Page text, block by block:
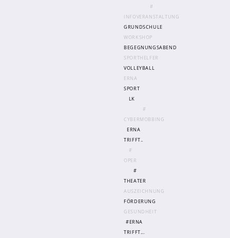
#
INFOVERANSTALTUNG
GRUNDSCHULE
WORKSHOP
BEGEGNUNGSABEND
SPORTHELFER
VOLLEYBALL
ERNA
SPORT
LK
#
CYBERMOBBING
ERNA
TRIFFT..
#
OPER
#
THEATER
AUSZEICHNUNG
FÖRDERUNG
GESUNDHEIT
#ERNA
TRIFFT...